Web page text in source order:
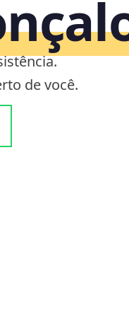
de você.